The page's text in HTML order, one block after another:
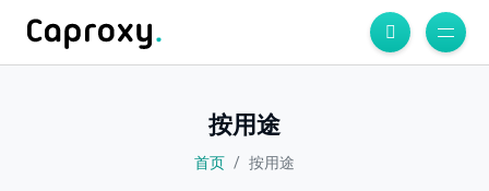
按用途
首页 按用途